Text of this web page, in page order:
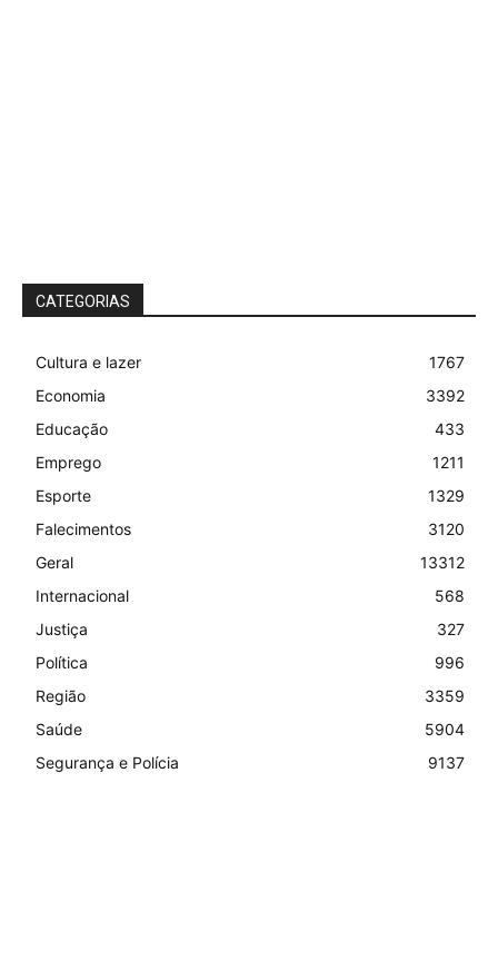
CATEGORIAS
Cultura e lazer
1767
Economia
3392
Educação
433
Emprego
1211
Esporte
1329
Falecimentos
3120
Geral
13312
Internacional
568
Justiça
327
Política
996
Região
3359
Saúde
5904
Segurança e Polícia
9137